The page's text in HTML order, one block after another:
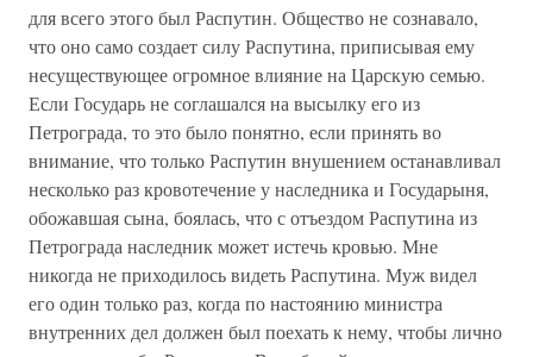
для всего этого был Распутин. Общество не сознавало,
что оно само создает силу Распутина, приписывая ему
несуществующее огромное влияние на Царскую семью.
Если Государь не соглашался на высылку его из
Петрограда, то это было понятно, если принять во
внимание, что только Распутин внушением останавливал
несколько раз кровотечение у наследника и Государыня,
обожавшая сына, боялась, что с отъездом Распутина из
Петрограда наследник может истечь кровью. Мне
никогда не приходилось видеть Распутина. Муж видел
его один только раз, когда по настоянию министра
внутренних дел должен был поехать к нему, чтобы лично